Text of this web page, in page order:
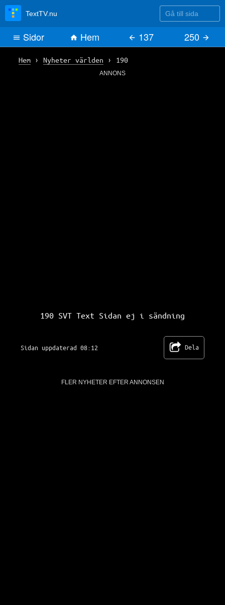
Hem› Nyheter världen › 190
ANNONS
190 SVT Text Sidan ej i sändning
Sidan uppdaterad 08:12 Dela
FLER NYHETER EFTER ANNONSEN
TextTV.nu Gå till sida
Sidor Hem 137 250